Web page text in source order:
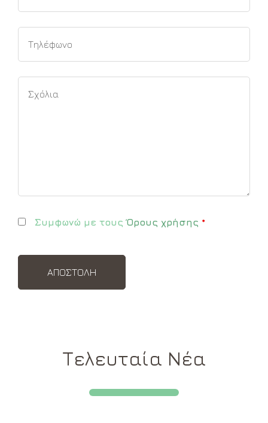
Συμφωνώ με τουςΌρους χρήσης *
Τελευταία Νέα